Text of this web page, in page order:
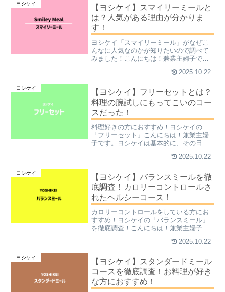
ぷりおいしく食べられます。...
ヨシケイ
【ヨシケイ】スマイリーミールと
は？人気がある理由が分かりま
す！
ヨシケイ「スマイリーミール」がなぜこ
んなに人気なのかが知りたいので調べて
みました！こんにちは！兼業主婦子で
段に楽になる夕食宅配です。今まで1時間
下にすることも夢ではあり...
2025.10.22
ヨシケイ
【ヨシケイ】フリーセットとは？
料理の腕試しにもってこいのコー
スだった！
料理好きの方におすすめ！ヨシケイの
「フリーセット」こんにちは！兼業主婦
子です。ヨシケイは基本的に、その日の
夕食宅配サービスです。しかし、毎日の
が決まっているのが不便に感...
2025.10.22
ヨシケイ
【ヨシケイ】バランスミールを徹
底調査！カロリーコントロールさ
れたヘルシーコース！
カロリーコントロールをしている方にお
すすめ！ヨシケイの「バランスミール」
を徹底調査！こんにちは！兼業主婦子で
リーが高ければ高いものほど大好物で
ロリーの物をエンドレスで食...
2025.10.22
ヨシケイ
【ヨシケイ】スタンダードミール
コースを徹底調査！お料理が好き
な方におすすめ！